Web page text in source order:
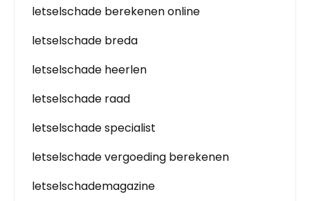
letselschade berekenen online
letselschade breda
letselschade heerlen
letselschade raad
letselschade specialist
letselschade vergoeding berekenen
letselschademagazine